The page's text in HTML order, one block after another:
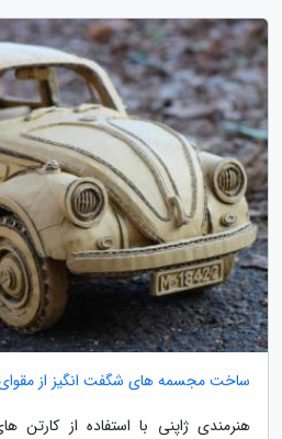
ساخت مجسمه های شگفت انگیز از
هنرمندی ژاپنی با استفاده از کارتن